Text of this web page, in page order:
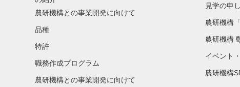
農研機構との事業開発に向けて
品種
特許
職務作成プログラム
農研機構との事業開発に向けて
見学の申
農研機構
農研機構
イベント
農研機構